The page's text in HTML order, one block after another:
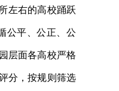
左右的高校踊跃
公平、公正、公
层面各高校严格
分，按规则筛选